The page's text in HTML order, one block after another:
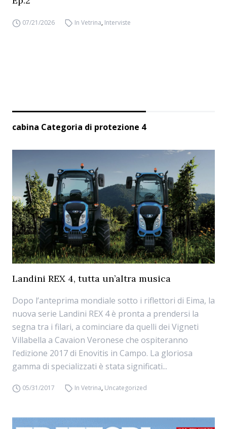
07/21/2026 In Vetrina, Interviste
cabina Categoria di protezione 4
Landini REX 4, tutta un’altra musica
Dopo l’anteprima mondiale sotto i riflettori di Eima, la
nuova serie Landini REX 4 è pronta a prendersi la
segna tra i filari, a cominciare da quelli dei Vigneti
Villabella a Cavaion Veronese che ospiteranno
l’edizione 2017 di Enovitis in Campo. La gloriosa
gamma di specializzati è stata significati...
05/31/2017 In Vetrina, Uncategorized